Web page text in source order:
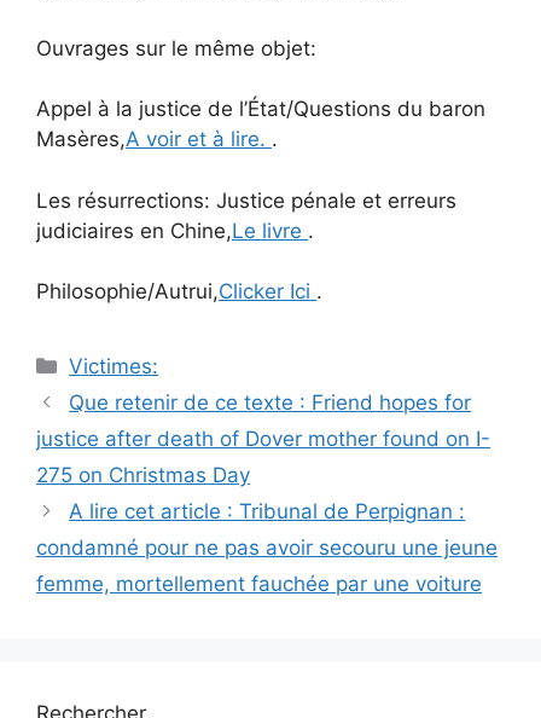
Ouvrages sur le même objet:
Appel à la justice de l’État/Questions du baron
Masères,A voir et à lire. .
Les résurrections: Justice pénale et erreurs
judiciaires en Chine,Le livre .
Philosophie/Autrui,Clicker Ici .
Catégories
Victimes:
Navigation
des
articles
Que retenir de ce texte : Friend hopes for
justice after death of Dover mother found on I-
275 on Christmas Day
A lire cet article : Tribunal de Perpignan :
condamné pour ne pas avoir secouru une jeune
femme, mortellement fauchée par une voiture
Rechercher